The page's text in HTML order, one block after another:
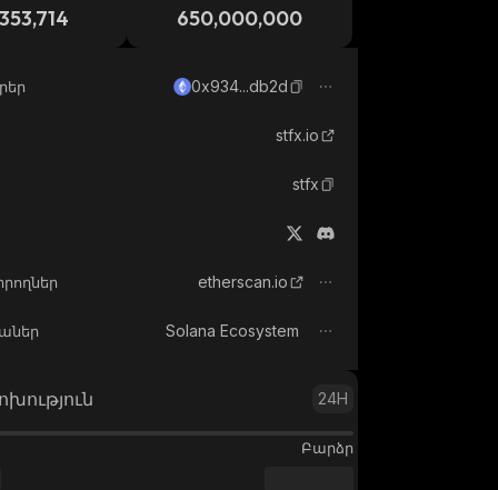
650,000,000
0x934...db2d
stfx.io
stfx
etherscan.io
Solana Ecosystem
24H
Բարձր